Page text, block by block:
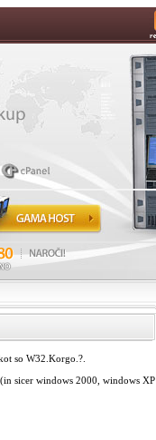
so W32.Korgo.?.
sicer windows 2000, windows XP